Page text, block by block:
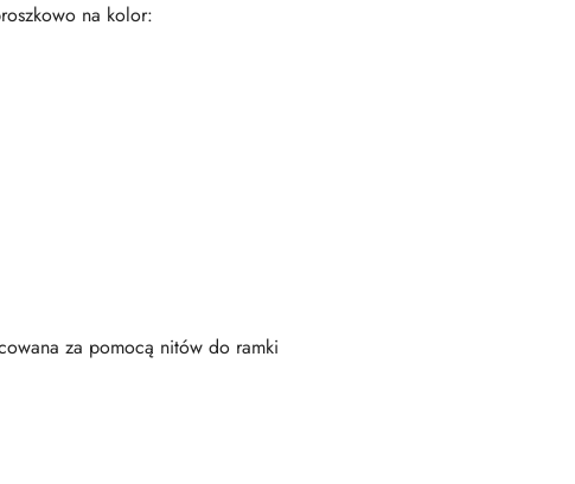
na kolor:
za pomocą nitów do ramki